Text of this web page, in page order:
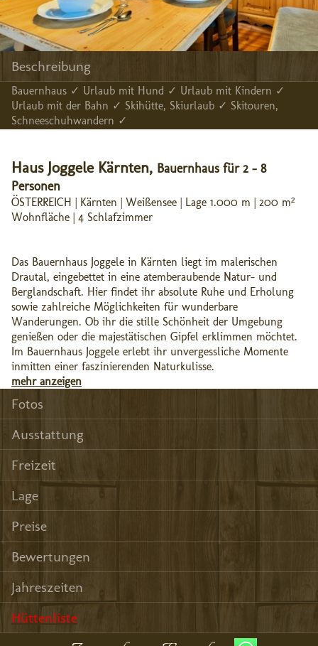
Beschreibung
Bauernhaus ✓ Urlaub mit Hund ✓ Urlaub mit Kindern ✓
Urlaub mit der Bahn ✓ Skihütte, Skiurlaub ✓ Skitouren,
Schneeschuhwandern ✓
Haus Joggele Kärnten, Bauernhaus für 2 - 8
Personen
ÖSTERREICH | Kärnten | Weißensee | Lage 1.000 m | 200 m²
Wohnfläche | 4 Schlafzimmer
Das Bauernhaus Joggele in Kärnten liegt im malerischen
Drautal, eingebettet in eine atemberaubende Natur- und
Berglandschaft. Hier findet ihr absolute Ruhe und Erholung
sowie zahlreiche Möglichkeiten für wunderbare
Wanderungen. Ob ihr die stille Schönheit der Umgebung
genießen oder die majestätischen Gipfel erklimmen möchtet.
Im Bauernhaus Joggele erlebt ihr unvergessliche Momente
inmitten einer faszinierenden Naturkulisse.
mehr anzeigen
Fotos
Ausstattung
Freizeit
Lage
Preise
Bewertungen
Jahreszeiten
Hüttenliste